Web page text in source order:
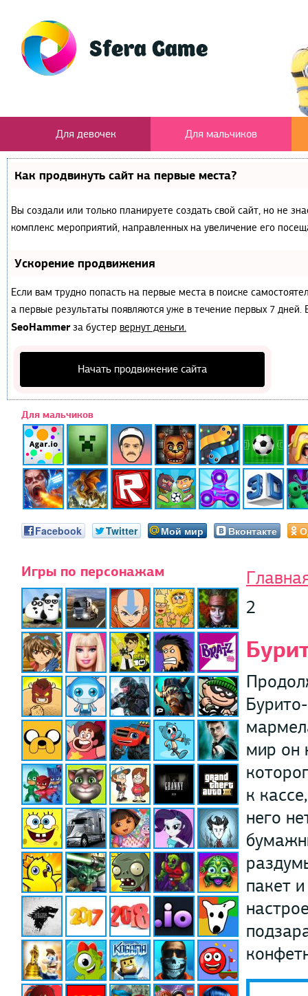
Для девочек Для мальчиков
Как продвинуть сайт на первые места?
Вы создали или только планируете создать свой сайт, но не
комплекс мероприятий, направленных на увеличение его
Ускорение продвижения
Если вам трудно попасть на первые места в поиске
а первые результаты появляются уже в течение первых 7
SeoHammerза бустер вернут деньги.
Начать продвижение сайта
Для мальчиков
Facebook Twitter Мой мир Вконтакте
Игры по персонажам
2
мир он
к
него
пакет